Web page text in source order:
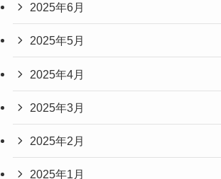
2025年6月
2025年5月
2025年4月
2025年3月
2025年2月
2025年1月